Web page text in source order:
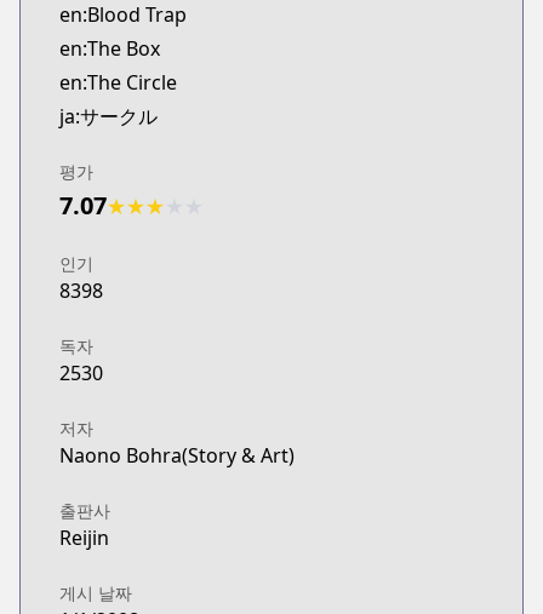
en:Blood Trap
en:The Box
en:The Circle
ja:サークル
평가
7.07★★★
인기
8398
독자
2530
저자
Naono Bohra(Story & Art)
출판사
Reijin
게시 날짜